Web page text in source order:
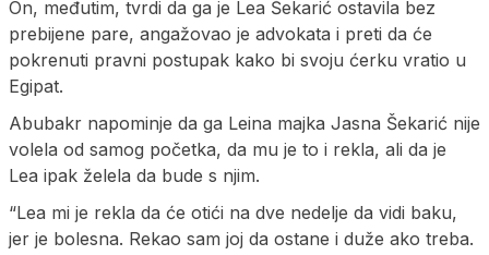
On, međutim, tvrdi da ga je Lea Šekarić ostavila bez
prebijene pare, angažovao je advokata i preti da će
pokrenuti pravni postupak kako bi svoju ćerku vratio u
Egipat.
Abubakr napominje da ga Leina majka Jasna Šekarić nije
volela od samog početka, da mu je to i rekla, ali da je
Lea ipak želela da bude s njim.
“Lea mi je rekla da će otići na dve nedelje da vidi baku,
jer je bolesna. Rekao sam joj da ostane i duže ako treba.